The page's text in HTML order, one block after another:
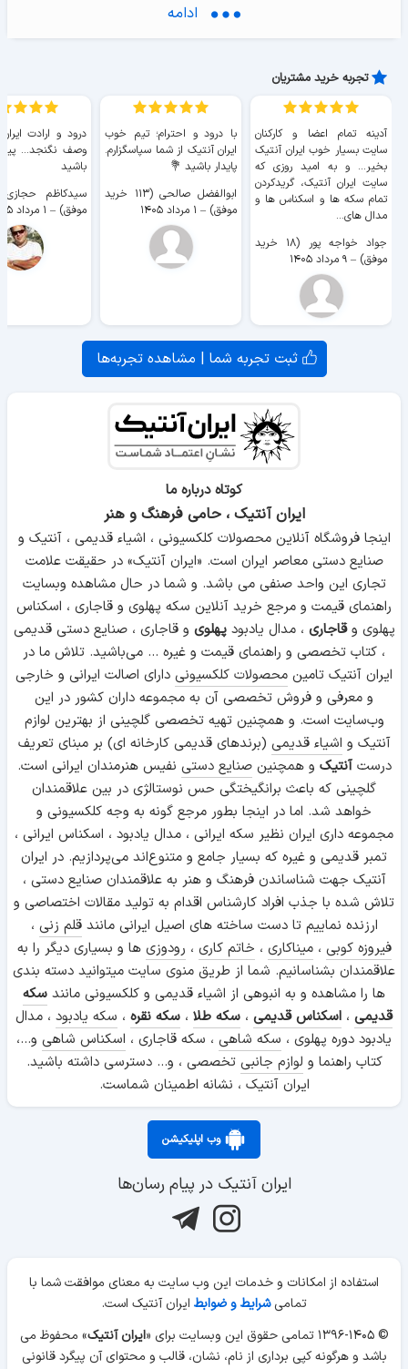
امپراتور آلمان در جلسه تالار آیینه ها واقع در کاخ ورسای حضور
ارشدش لئوپولد قبل از او از بین رفته بود پسر دومش «فردریش
دوم / Friedrich II» جانشین وی شد.
فردریش یکم
ادامه
تجربه خرید مشتریان
آدینه تمام اعضا و کارکنان
سایت بسیار خوب ايران آنتیک
بخیر... و به امید روزی که
سایت ايران آنتیک، گریدکردن
تمام سکه ها و اسکناس ها و
مدال های...
جواد خواجه پور (۱۸ خرید
موفق) – ۹ مرداد ۱۴۰۵
با درود و احترام؛ تیم خوب
ایران آنتیک از شما سپاسگزارم.
پایدار باشید 💐
ابوالفضل صالحی (۱۱۳ خرید
موفق) – ۱ مرداد ۱۴۰۵
درود و ارادت
وصف نگنجد...
باشید
موفق) – ۱ مرداد ۱۴۰۵
ثبت تجربه شما | مشاهده تجربه‌ها
کوتاه درباره ما
ایران آنتیک ، حامی فرهنگ و هنر
اینجا فروشگاه آنلاین محصولات کلکسیونی ، اشیاء قدیمی ، آنتیک و
صنایع دستی معاصر ایران است. «ایران آنتیک» در حقیقت علامت
تجاری این واحد صنفی می باشد. و شما در حال مشاهده وبسایت
راهنمای قیمت و مرجع خرید آنلاین سکه پهلوی و قاجاری ، اسکناس
پهلوی وقاجاری ، مدال یادبودپهلوی و قاجاری ، صنایع دستی قدیمی
، کتاب تخصصی و راهنمای قیمت و غیره ... می‌باشید. تلاش ما در
ایران آنتیک تامین محصولات کلکسیونی دارای اصالت ایرانی و خارجی
و معرفی و فروش تخصصی آن به مجموعه داران کشور در این
وب‌سایت است. و همچنین تهیه تخصصی گلچینی از بهترین لوازم
آنتیک و اشیاء قدیمی (برندهای قدیمی کارخانه ای) بر مبنای تعریف
درستآنتیک و همچنینصنایع دستی نفیس هنرمندان ایرانی است.
گلچینی که باعث برانگیختگی حس نوستالژی در بین علاقمندان
خواهد شد. اما در اینجا بطور مرجع گونه به وجه کلکسیونی و
مجموعه داری ایران نظیر سکه ایرانی ، مدال یادبود ، اسکناس ایرانی ،
تمبر قدیمی و غیره که بسیار جامع و متنوع‌اند می‌پردازیم. در ایران
آنتیک جهت شناساندن فرهنگ و هنر به علاقمندان صنایع دستی ،
تلاش شده با جذب افراد کارشناس اقدام به تولید مقالات اختصاصی و
ارزنده نماییم تا دست ساخته های اصیل ایرانی مانندقلم زنی ،
فیروزه کوبی ،میناکاری ، خاتم کاری ، رودوزی ها و بسیاری دیگر را به
علاقمندان بشناسانیم. شما از طریق منوی سایت میتوانید دسته بندی
ها را مشاهده و به انبوهی از اشیاء قدیمی و کلکسیونی مانند سکه
قدیمی ، اسکناس قدیمی ، سکه طلا ، سکه نقره ، سکه یادبود ، مدال
یادبود دوره پهلوی ، سکه شاهی ، سکه قاجاری ، اسکناس شاهی و...،
کتاب راهنما و لوازم جانبی تخصصی ، و... دسترسی داشته باشید.
ایران آنتیک ، نشانه اطمینان شماست.
وب اپلیکیشن
ایران آنتیک در پیام رسان‌ها
استفاده از امکانات و خدمات این وب سایت به معنای موافقت شما با
تمامیشرایط و ضوابط ایران آنتیک است.
© ۱۳۹۶-۱۴۰۵ تمامی حقوق این وبسایت برای «
ایران آنتیک» محفوظ می
باشد و هرگونه کپی برداری از نام، نشان، قالب و محتوای آن پیگرد قانونی